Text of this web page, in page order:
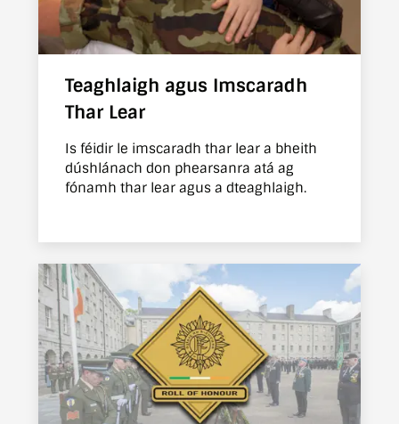
Teaghlaigh agus Imscaradh
Thar Lear
Is féidir le imscaradh thar lear a bheith
dúshlánach don phearsanra atá ag
fónamh thar lear agus a dteaghlaigh.